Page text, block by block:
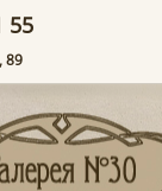
55
89